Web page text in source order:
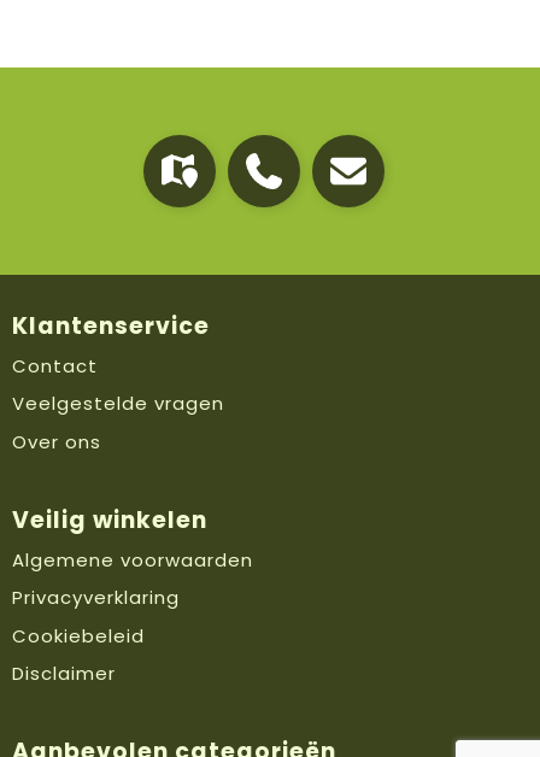
Klantenservice
Contact
Veelgestelde vragen
Over ons
Veilig winkelen
Algemene voorwaarden
Privacyverklaring
Cookiebeleid
Disclaimer